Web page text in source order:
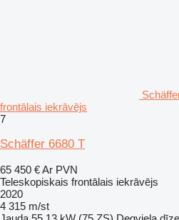
frontālais iekrāvējs
7
Schäffer 6680 T
65 450 €Ar PVN
Teleskopiskais frontālais iekrāvējs
2020
4 315 m/st